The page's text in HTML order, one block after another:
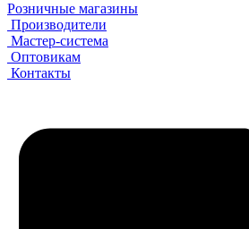
Розничные магазины
Производители
Мастер-система
Оптовикам
Контакты